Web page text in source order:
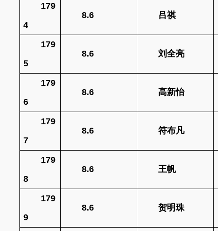
179
4
8.6 吕祺
179
5
8.6 刘全亮
179
6
8.6 高新怡
179
7
8.6 符布凡
179
8
8.6 王帆
179
9
8.6 贺明珠